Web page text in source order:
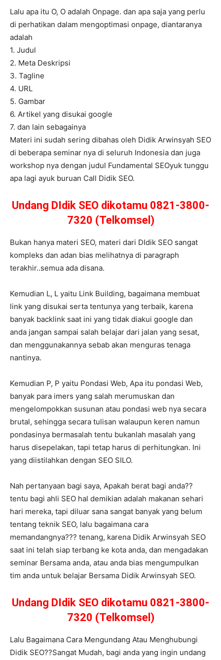
Lalu apa itu O, O adalah Onpage. dan apa saja yang perlu
di perhatikan dalam mengoptimasi onpage, diantaranya
adalah
1. Judul
2. Meta Deskripsi
3. Tagline
4. URL
5. Gambar
6. Artikel yang disukai google
7. dan lain sebagainya
Materi ini sudah sering dibahas oleh Didik Arwinsyah SEO
di beberapa seminar nya di seluruh Indonesia dan juga
workshop nya dengan judul Fundamental SEOyuk tunggu
apa lagi ayuk buruan Call Didik SEO.
Undang DIdik SEO dikotamu 0821-3800-
7320 (Telkomsel)
Bukan hanya materi SEO, materi dari DIdik SEO sangat
kompleks dan adan bias melihatnya di paragraph
terakhir..semua ada disana.
Kemudian L, L yaitu Link Building, bagaimana membuat
link yang disukai serta tentunya yang terbaik, karena
banyak backlink saat ini yang tidak diakui google dan
anda jangan sampai salah belajar dari jalan yang sesat,
dan menggunakannya sebab akan menguras tenaga
nantinya.
Kemudian P, P yaitu Pondasi Web, Apa itu pondasi Web,
banyak para imers yang salah merumuskan dan
mengelompokkan susunan atau pondasi web nya secara
brutal, sehingga secara tulisan walaupun keren namun
pondasinya bermasalah tentu bukanlah masalah yang
harus disepelakan, tapi tetap harus di perhitungkan. Ini
yang diistilahkan dengan SEO SILO.
Nah pertanyaan bagi saya, Apakah berat bagi anda??
tentu bagi ahli SEO hal demikian adalah makanan sehari
hari mereka, tapi diluar sana sangat banyak yang belum
tentang teknik SEO, lalu bagaimana cara
memandangnya??? tenang, karena Didik Arwinsyah SEO
saat ini telah siap terbang ke kota anda, dan mengadakan
seminar Bersama anda, atau anda bias mengumpulkan
tim anda untuk belajar Bersama Didik Arwinsyah SEO.
Undang DIdik SEO dikotamu 0821-3800-
7320 (Telkomsel)
Lalu Bagaimana Cara Mengundang Atau Menghubungi
Didik SEO??Sangat Mudah, bagi anda yang ingin undang